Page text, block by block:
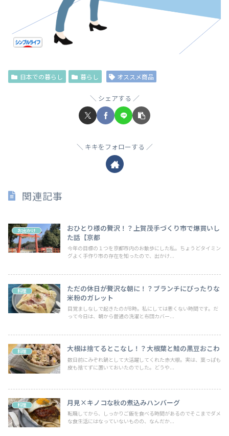
日本での暮らし 暮らし オススメ商品
シェアする
キキをフォローする
関連記事
お出かけ
おひとり様の贅沢！？上賀茂手づくり市で爆買いし
た話【京都
今年の目標の１つを京都市内のお散歩にした私。ちょうどタイミン
グよく手作り市の存在を知ったので、出かけ...
料理
ただの休日が贅沢な朝に！？ブランチにぴったりな
米粉のガレット
目覚ましなしで起きたのが8時。私にしては悪くない時間です。だ
って今日は、朝から普通の洗濯と布団カバー...
料理 大根は捨てるとこなし！？大根葉と鮭の黒豆おこわ
数日前にみぞれ鍋として大活躍してくれた赤大根。実は、葉っぱも
皮も捨てずに置いておいたのでした。どうや...
料理 月見×キノコな秋の煮込みハンバーグ
転職してから、しっかりご飯を食べる時間があるのでそこまでダメ
な食生活にはなっていないものの、なんだか...